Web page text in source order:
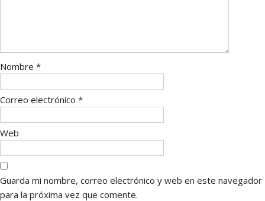
Nombre *
Correo electrónico *
Web
Guarda mi nombre, correo electrónico y web en este navegador
para la próxima vez que comente.